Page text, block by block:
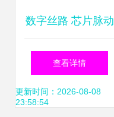
数字丝路 芯片脉动
下的互联网数据服
务新图景
查看详情
更新时间：2026-08-08
23:58:54